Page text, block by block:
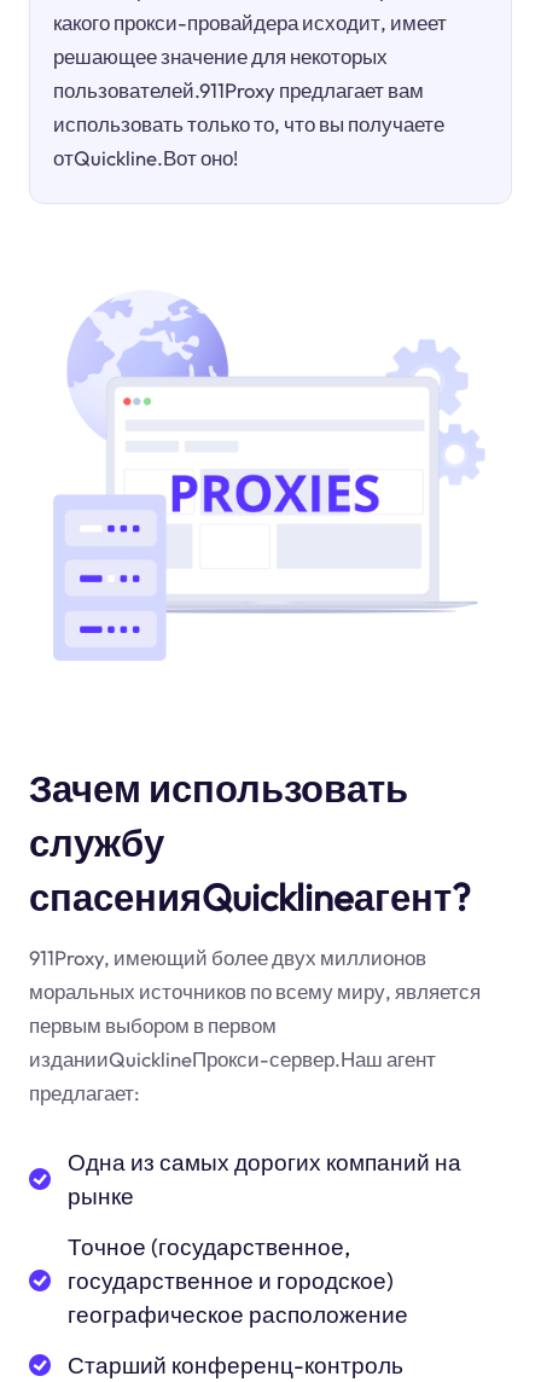
какого прокси-провайдера исходит, имеет
решающее значение для некоторых
пользователей.911Proxy предлагает вам
использовать только то, что вы получаете
отQuickline.Вот оно!
Зачем использовать
службу
спасенияQuicklineагент?
911Proxy, имеющий более двух миллионов
моральных источников по всему миру, является
первым выбором в первом
изданииQuicklineПрокси-сервер.Наш агент
предлагает:
Одна из самых дорогих компаний на
рынке
Точное (государственное,
государственное и городское)
географическое расположение
Старший конференц-контроль